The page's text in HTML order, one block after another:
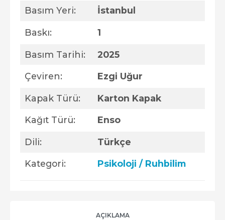
Basım Yeri: İstanbul
Baskı: 1
Basım Tarihi: 2025
Çeviren: Ezgi Uğur
Kapak Türü: Karton Kapak
Kağıt Türü: Enso
Dili: Türkçe
Kategori: Psikoloji / Ruhbilim
AÇIKLAMA